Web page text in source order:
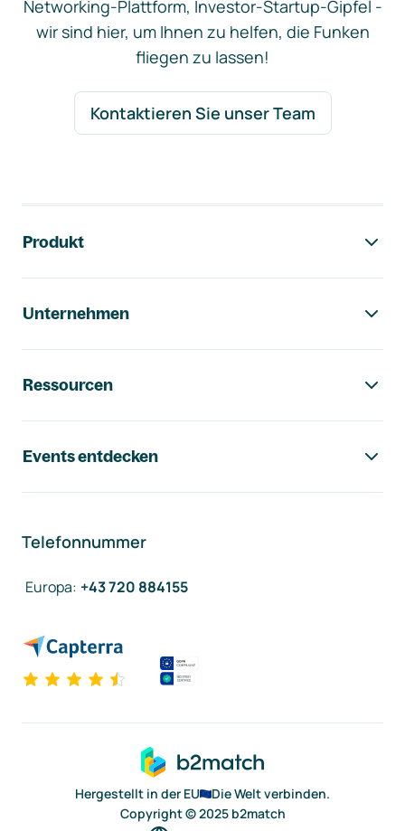
Networking-Plattform, Investor-Startup-Gipfel -
wir sind hier, um Ihnen zu helfen, die Funken
fliegen zu lassen!
Kontaktieren Sie unser Team
Produkt
Unternehmen
Ressourcen
Events entdecken
Telefonnummer
Europa: +43 720 884155
Hergestellt in der EU
Die Welt verbinden.
Copyright © 2025 b2match